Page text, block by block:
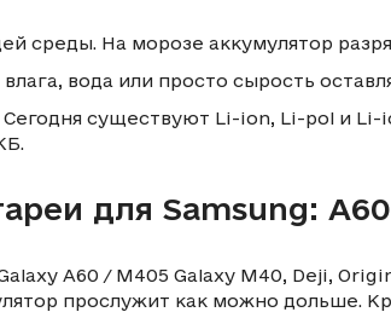
среды. На морозе аккумулятор
вода или просто сырость
существуют Li-ion, Li-pol и
для Samsung:
A60 / M405 Galaxy M40, Deji,
прослужит как можно дольше.